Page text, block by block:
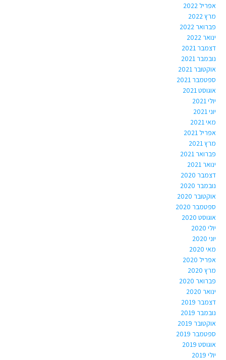
אפריל 2022
מרץ 2022
פברואר 2022
ינואר 2022
דצמבר 2021
נובמבר 2021
אוקטובר 2021
ספטמבר 2021
אוגוסט 2021
יולי 2021
יוני 2021
מאי 2021
אפריל 2021
מרץ 2021
פברואר 2021
ינואר 2021
דצמבר 2020
נובמבר 2020
אוקטובר 2020
ספטמבר 2020
אוגוסט 2020
יולי 2020
יוני 2020
מאי 2020
אפריל 2020
מרץ 2020
פברואר 2020
ינואר 2020
דצמבר 2019
נובמבר 2019
אוקטובר 2019
ספטמבר 2019
אוגוסט 2019
יולי 2019